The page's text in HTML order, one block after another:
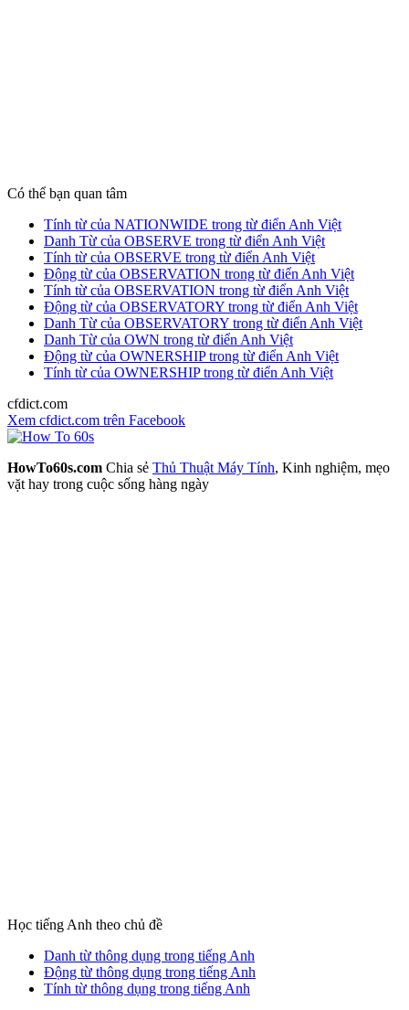
Có thể bạn quan tâm
Tính từ của NATIONWIDE trong từ điển Anh Việt
Danh Từ của OBSERVE trong từ điển Anh Việt
Tính từ của OBSERVE trong từ điển Anh Việt
Động từ của OBSERVATION trong từ điển Anh Việt
Tính từ của OBSERVATION trong từ điển Anh Việt
Động từ của OBSERVATORY trong từ điển Anh Việt
Danh Từ của OBSERVATORY trong từ điển Anh Việt
Danh Từ của OWN trong từ điển Anh Việt
Động từ của OWNERSHIP trong từ điển Anh Việt
Tính từ của OWNERSHIP trong từ điển Anh Việt
cfdict.com
Xem cfdict.com trên Facebook
HowTo60s.com Chia sẻ Thủ Thuật Máy Tính, Kinh nghiệm, mẹo
vặt hay trong cuộc sống hàng ngày
Học tiếng Anh theo chủ đề
Danh từ thông dụng trong tiếng Anh
Động từ thông dụng trong tiếng Anh
Tính từ thông dụng trong tiếng Anh